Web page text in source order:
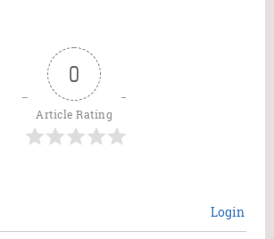
0
Article Rating
Login